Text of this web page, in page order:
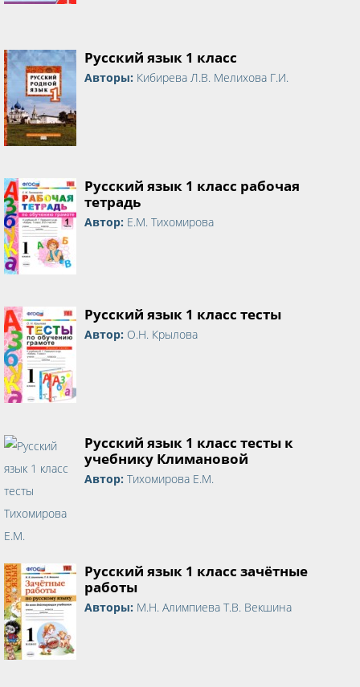
Русский язык 1 класс
Авторы: Кибирева Л.В. Мелихова Г.И.
Русский язык 1 класс рабочая
тетрадь
Автор: Е.М. Тихомирова
Русский язык 1 класс тесты
Автор: О.Н. Крылова
Русский язык 1 класс тесты к
учебнику Климановой
Автор: Тихомирова Е.М.
Русский язык 1 класс зачётные
работы
Авторы: М.Н. Алимпиева Т.В. Векшина